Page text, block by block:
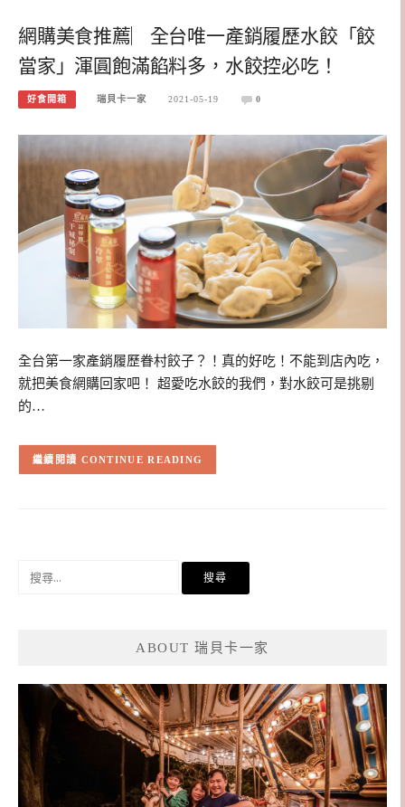
網購美食推薦︳全台唯一產銷履歷水餃「餃
當家」渾圓飽滿餡料多，水餃控必吃！
好食開箱 瑞貝卡一家 2021-05-19 0
全台第一家產銷履歷眷村餃子？！真的好吃！不能到店內吃，
就把美食網購回家吧！ 超愛吃水餃的我們，對水餃可是挑剔
的…
CONTINUE READING
ABOUT 瑞貝卡一家